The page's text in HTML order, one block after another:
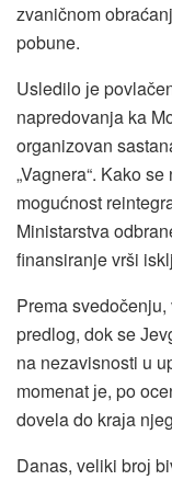
zvaničnom
pobune.
Usledilo јe
napredovanja ka
organizovan
„Vagnera“. Kako
mogućnost
Ministarstva
finansiranje vrši
Prema svedočenju,
predlog, dok se
na nezavisnosti u
momenat јe, po
dovela do kraјa
Danas, veliki broј